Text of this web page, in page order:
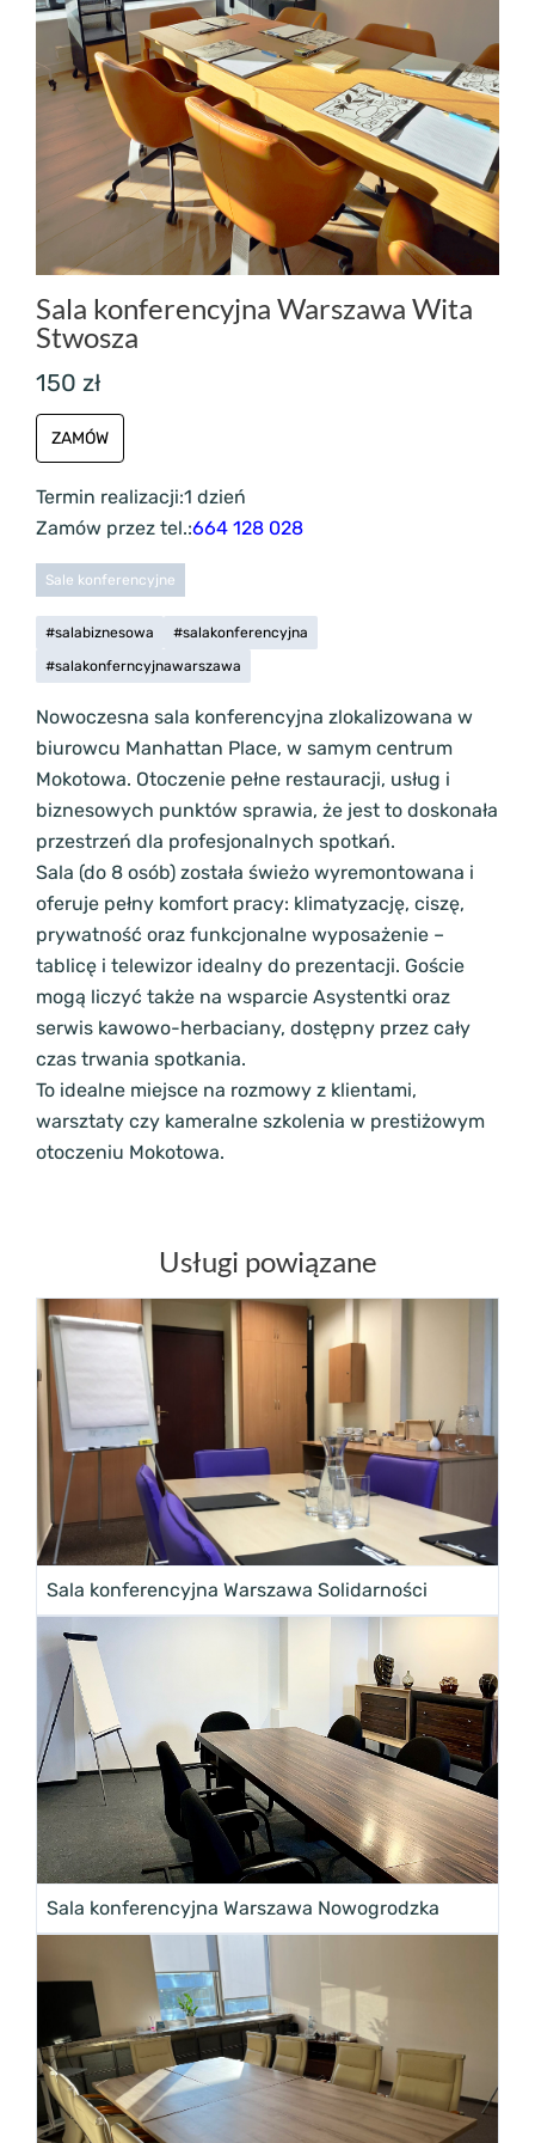
Sala konferencyjna Warszawa Wita
Stwosza
150 zł
ZAMÓW
Termin realizacji:1 dzień
Zamów przez tel.:664 128 028
Sale konferencyjne
#salabiznesowa
#salakonferencyjna
#salakonferncyjnawarszawa
Nowoczesna sala konferencyjna zlokalizowana w
biurowcu Manhattan Place, w samym centrum
Mokotowa. Otoczenie pełne restauracji, usług i
biznesowych punktów sprawia, że jest to doskonała
przestrzeń dla profesjonalnych spotkań.
Sala (do 8 osób) została świeżo wyremontowana i
oferuje pełny komfort pracy: klimatyzację, ciszę,
prywatność oraz funkcjonalne wyposażenie –
tablicę i telewizor idealny do prezentacji. Goście
mogą liczyć także na wsparcie Asystentki oraz
serwis kawowo-herbaciany, dostępny przez cały
czas trwania spotkania.
To idealne miejsce na rozmowy z klientami,
warsztaty czy kameralne szkolenia w prestiżowym
otoczeniu Mokotowa.
Usługi powiązane
Sala konferencyjna Warszawa Solidarności
Sala konferencyjna Warszawa Nowogrodzka